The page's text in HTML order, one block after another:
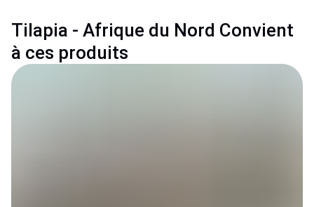
Tilapia - Afrique du Nord Convient
à ces produits